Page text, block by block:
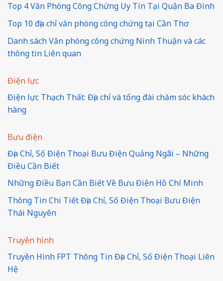
Top 4 Văn Phòng Công Chứng Uy Tín Tại Quận Ba Đình
Top 10 địa chỉ văn phòng công chứng tại Cần Thơ
Danh sách Văn phòng công chứng Ninh Thuận và các
thông tin Liên quan
Điện lực
Điện lực Thạch Thất: Địa chỉ và tổng đài chăm sóc khách
hàng
Bưu điện
Địa Chỉ, Số Điện Thoại Bưu Điện Quảng Ngãi – Những
Điều Cần Biết
Những Điều Bạn Cần Biết Về Bưu Điện Hồ Chí Minh
Thông Tin Chi Tiết Địa Chỉ, Số Điện Thoại Bưu Điện
Thái Nguyên
Truyền hình
Truyền Hình FPT Thông Tin Địa Chỉ, Số Điện Thoại Liên
Hệ